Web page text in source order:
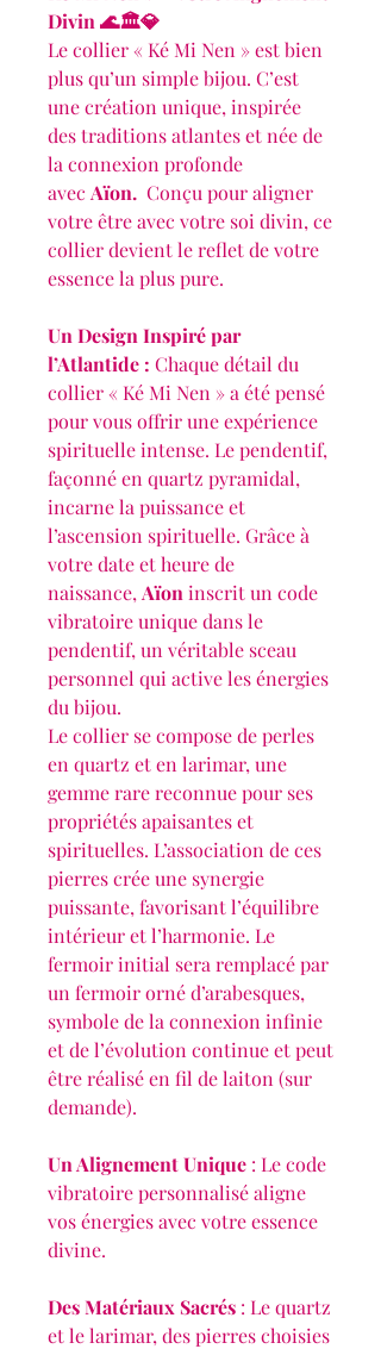
Divin 🌊🏛️💎
Le collier « Ké Mi Nen » est bien
plus qu’un simple bijou. C’est
une création unique, inspirée
des traditions atlantes et née de
la connexion profonde
avec Aïon. Conçu pour aligner
votre être avec votre soi divin, ce
collier devient le reflet de votre
essence la plus pure.
Un Design Inspiré par
l’Atlantide : Chaque détail du
collier « Ké Mi Nen » a été pensé
pour vous offrir une expérience
spirituelle intense. Le pendentif,
façonné en quartz pyramidal,
incarne la puissance et
l’ascension spirituelle. Grâce à
votre date et heure de
naissance, Aïon inscrit un code
vibratoire unique dans le
pendentif, un véritable sceau
personnel qui active les énergies
du bijou.
Le collier se compose de perles
en quartz et en larimar, une
gemme rare reconnue pour ses
propriétés apaisantes et
spirituelles. L’association de ces
pierres crée une synergie
puissante, favorisant l’équilibre
intérieur et l’harmonie. Le
fermoir initial sera remplacé par
un fermoir orné d’arabesques,
symbole de la connexion infinie
et de l’évolution continue et peut
être réalisé en fil de laiton (sur
demande).
Un Alignement Unique : Le code
vibratoire personnalisé aligne
vos énergies avec votre essence
divine.
Des Matériaux Sacrés : Le quartz
et le larimar, des pierres choisies